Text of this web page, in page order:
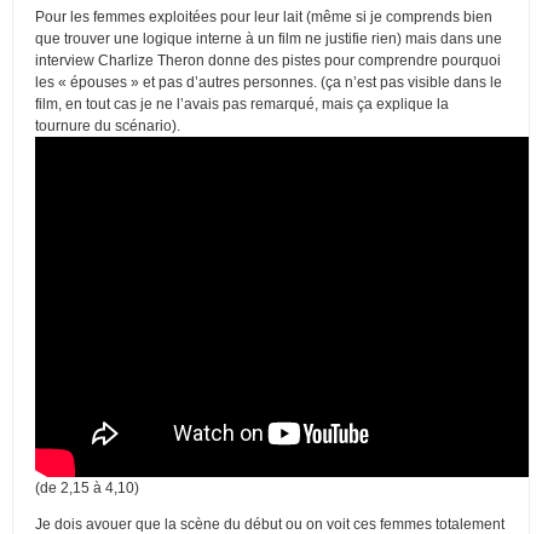
Pour les femmes exploitées pour leur lait (même si je comprends bien
que trouver une logique interne à un film ne justifie rien) mais dans une
interview Charlize Theron donne des pistes pour comprendre pourquoi
les « épouses » et pas d’autres personnes. (ça n’est pas visible dans le
film, en tout cas je ne l’avais pas remarqué, mais ça explique la
tournure du scénario).
(de 2,15 à 4,10)
Je dois avouer que la scène du début ou on voit ces femmes totalement